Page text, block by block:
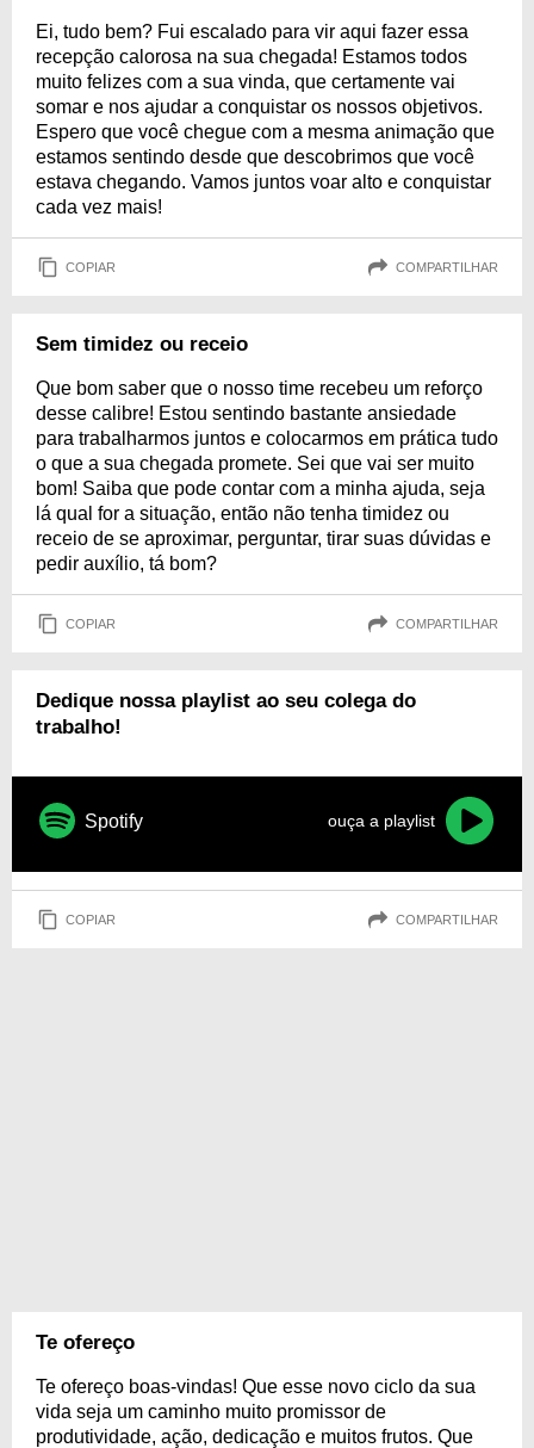
Ei, tudo bem? Fui escalado para vir aqui fazer essa
recepção calorosa na sua chegada! Estamos todos
muito felizes com a sua vinda, que certamente vai
somar e nos ajudar a conquistar os nossos objetivos.
Espero que você chegue com a mesma animação que
estamos sentindo desde que descobrimos que você
estava chegando. Vamos juntos voar alto e conquistar
cada vez mais!
COPIAR COMPARTILHAR
Sem timidez ou receio
Que bom saber que o nosso time recebeu um reforço
desse calibre! Estou sentindo bastante ansiedade
para trabalharmos juntos e colocarmos em prática tudo
o que a sua chegada promete. Sei que vai ser muito
bom! Saiba que pode contar com a minha ajuda, seja
lá qual for a situação, então não tenha timidez ou
receio de se aproximar, perguntar, tirar suas dúvidas e
pedir auxílio, tá bom?
COPIAR COMPARTILHAR
Dedique nossa playlist ao seu colega do
trabalho!
Spotify ouça a playlist
COPIAR COMPARTILHAR
Te ofereço
Te ofereço boas-vindas! Que esse novo ciclo da sua
vida seja um caminho muito promissor de
produtividade, ação, dedicação e muitos frutos. Que